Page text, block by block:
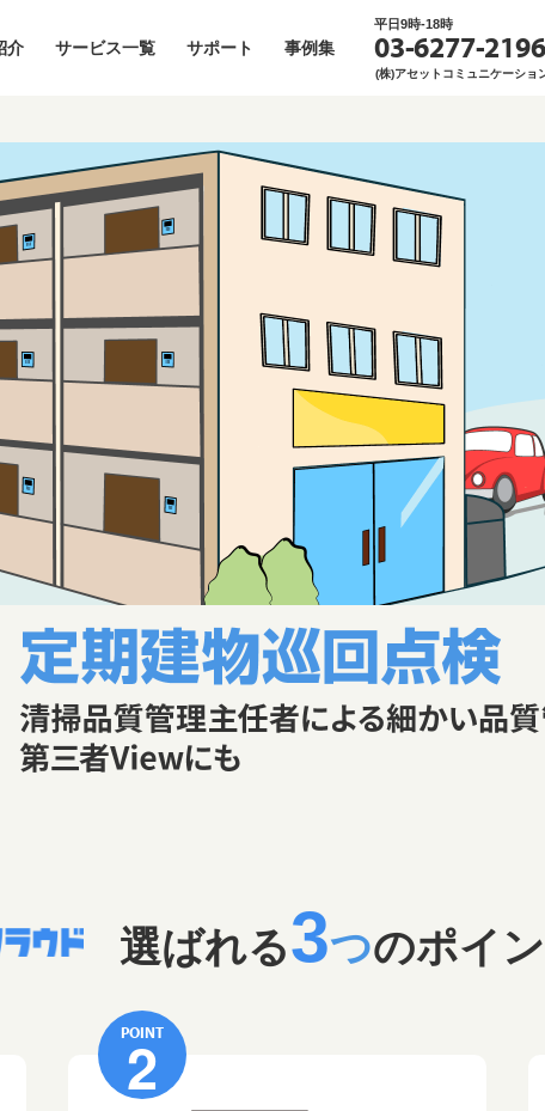
介
発注
予約
BMクラウドとは
BMクラウドが目指すもの➀
BMクラウドが目指すもの②
課題解決施策集
サービス一覧
貯水槽点検清掃
増圧ポンプ点検
エレベーター点検DX
特定建築物定期調査
給排水管無料診断
補修・雑工事
LED交換工事
エレベーターリニューアルDX
原状回復DX
入居前点検
リペア
外国人入居者対応
トイレ清掃
サポート
ワーカー
ザマニュアル
トショップ利用
ネスユーザマニュアル
ー
メルマガバックナンバー
事例集
対談
平日9時-18時
03-6277-2196
(株)アセットコミュニケーショ
選ばれる3つのポイ
POINT
2